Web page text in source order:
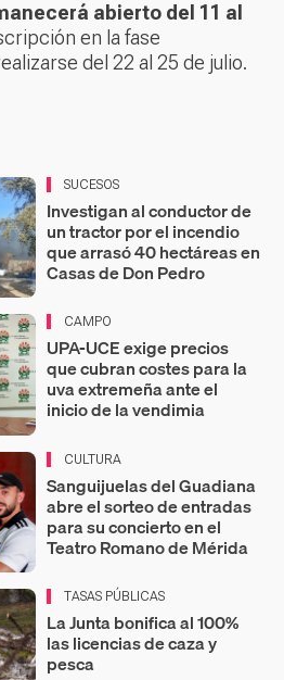
abierto del 11 al
en la fase
del 22 al 25 de julio.
SUCESOS
Investigan al conductor de
un tractor por el incendio
que arrasó 40 hectáreas en
Casas de Don Pedro
CAMPO
UPA-UCE exige precios
que cubran costes para la
uva extremeña ante el
inicio de la vendimia
CULTURA
Sanguijuelas del Guadiana
abre el sorteo de entradas
para su concierto en el
Teatro Romano de Mérida
TASAS PÚBLICAS
La Junta bonifica al 100%
las licencias de caza y
pesca